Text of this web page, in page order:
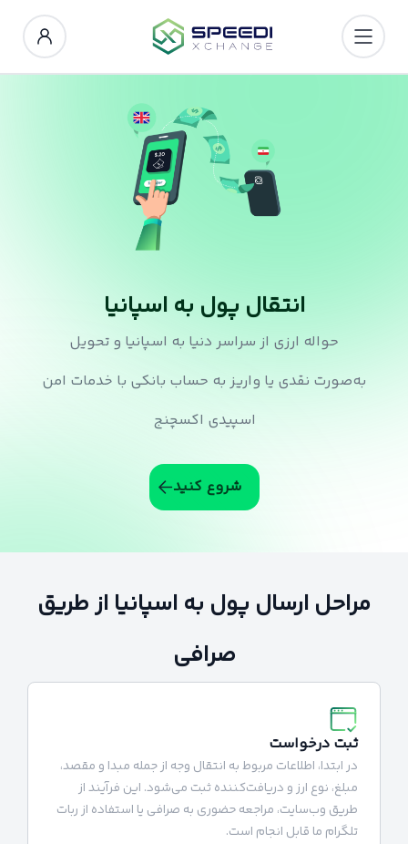
انتقال پول به اسپانیا
حواله ارزی از سراسر دنیا به اسپانیا و تحویل
به‌صورت نقدی یا واریز به حساب بانکی با خدمات امن
اسپیدی اکسچنج
شروع کنید
مراحل ارسال پول به اسپانیا از طریق
صرافی
ثبت درخواست
در ابتدا، اطلاعات مربوط به انتقال وجه از جمله مبدا و مقصد،
مبلغ، نوع ارز و دریافت‌کننده ثبت می‌شود. این فرآیند از
طریق وب‌سایت، مراجعه حضوری به صرافی یا استفاده از ربات
تلگرام ما قابل انجام است.